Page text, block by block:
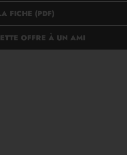
FICHE (PDF)
OFFRE À UN AMI